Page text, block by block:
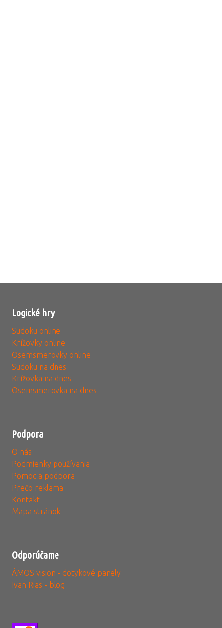
Logické hry
Sudoku online
Krížovky online
Osemsmerovky online
Sudoku na dnes
Krížovka na dnes
Osemsmerovka na dnes
Podpora
O nás
Podmienky používania
Pomoc a podpora
Prečo reklama
Kontakt
Mapa stránok
Odporúčame
ÁMOS vision - dotykové panely
Ivan Rias - blog